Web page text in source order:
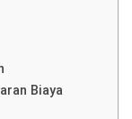
Biaya